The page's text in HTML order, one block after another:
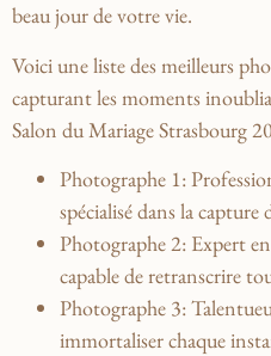
beau ‌jour de votre vie.
Voici une‌ liste des ⁣meilleurs
capturant les moments
Salon du ⁢Mariage Strasbourg
Photographe 1:
spécialisé dans la capture
Photographe⁢ 2:‍ Expert‌
capable de retranscrire
Photographe 3:
‍immortaliser ‌chaque